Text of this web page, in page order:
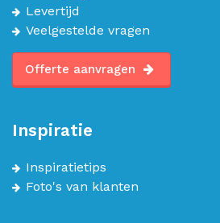
Levertijd
Veelgestelde vragen
Offerte aanvragen
Inspiratie
Inspiratietips
Foto's van klanten